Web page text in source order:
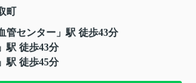
町
管センター 」駅 徒歩43分
」駅 徒歩43分
」駅 徒歩45分